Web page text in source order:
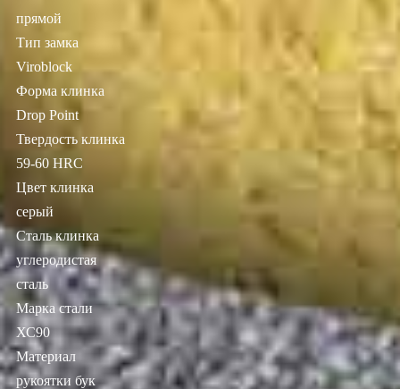
прямой
Тип замка
Viroblock
Форма клинка
Drop Point
Твердость клинка
59-60 HRC
Цвет клинка
серый
Сталь клинка
углеродистая
сталь
Марка стали
ХС90
Материал
рукоятки бук